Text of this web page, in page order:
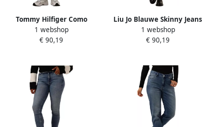
Tommy Hilfiger Como
Skinny Jeans voor Stijlvol
Comfort Blue Dames
1 webshop
€ 90,19
Liu Jo Blauwe Skinny Jeans
Hoge Taille Blue Dames
1 webshop
€ 90,19